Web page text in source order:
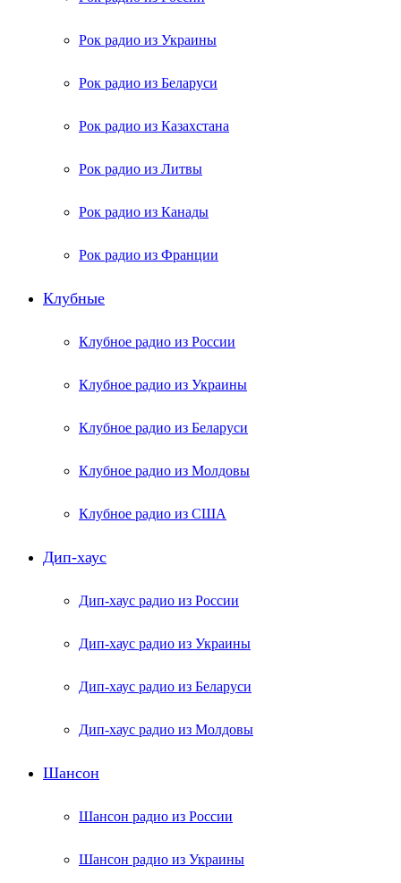
Рок радио из Украины
Рок радио из Беларуси
Рок радио из Казахстана
Рок радио из Литвы
Рок радио из Канады
Рок радио из Франции
Клубные
Клубное радио из России
Клубное радио из Украины
Клубное радио из Беларуси
Клубное радио из Молдовы
Клубное радио из США
Дип-хаус
Дип-хаус радио из России
Дип-хаус радио из Украины
Дип-хаус радио из Беларуси
Дип-хаус радио из Молдовы
Шансон
Шансон радио из России
Шансон радио из Украины